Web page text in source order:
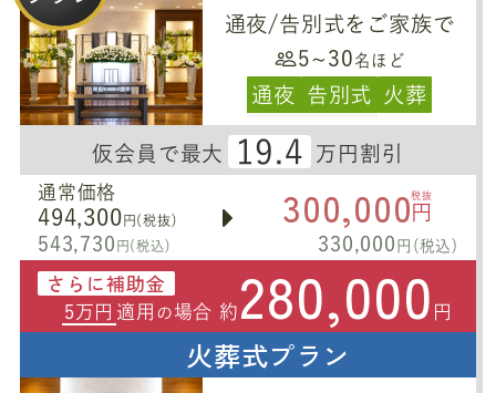
通夜/告別式をご家族で
5~30 名ほど
通夜 告別式 火葬
仮会員で最大 19.4 万円割引
通常価格
494,300 円(税抜)
543,730 円(税込)
300,000税抜
円
330,000 円(税込)
さらに補助金
5万円 適用 の 場合 約 280,000 円
火葬式プラン